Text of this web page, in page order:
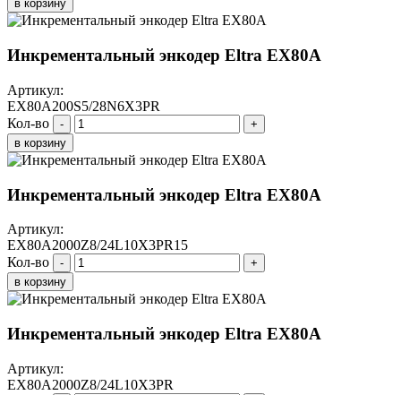
в корзину
Инкрементальный энкодер Eltra EX80A
Артикул:
EX80A200S5/28N6X3PR
Кол-во
-
+
в корзину
Инкрементальный энкодер Eltra EX80A
Артикул:
EX80A2000Z8/24L10X3PR15
Кол-во
-
+
в корзину
Инкрементальный энкодер Eltra EX80A
Артикул:
EX80A2000Z8/24L10X3PR